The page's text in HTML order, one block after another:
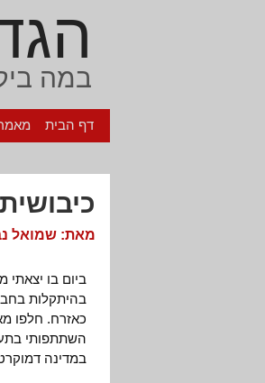
במה
דף הבית
מאת: שמואל
ביום בו
בהיתקלות
כאזרח. חלפו
השתתפותי
במדינה